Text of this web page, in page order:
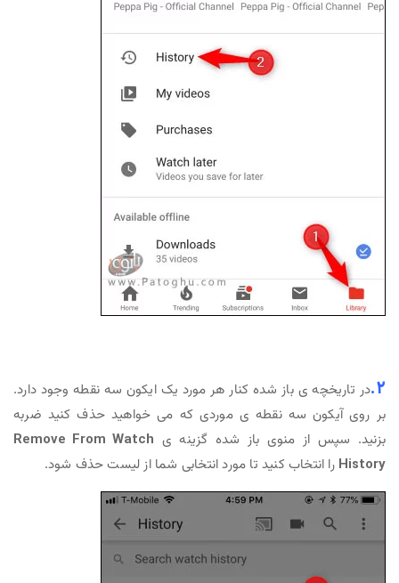
2. در تاریخچه ی باز شده کنار هر مورد یک ایکون سه نقطه وجود دارد.
بر روی آیکون سه نقطه ی موردی که می خواهید حذف کنید ضربه
بزنید. سپس از منوی باز شده گزینه ی Remove From Watch
History را انتخاب کنید تا مورد انتخابی شما از لیست حذف شود.